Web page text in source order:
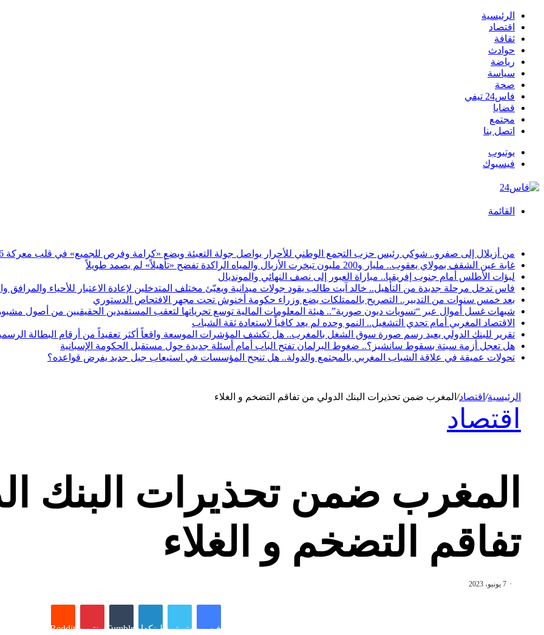
الرئيسية
اقتصاد
ثقافة
حوادث
رياضة
سياسة
صحة
فاس24 تيفي
قضايا
مجتمع
اتصل بنا
يوتيوب
فيسبوك
القائمة
من أزيلال إلى صفرو.. شوكي رئيس حزب التجمع الوطني للأحرار يواصل جولة التعبئة ويضع «كرامة وفرص للجميع» في قلب معركة 2026
غابة عين الشقف بمولاي يعقوب.. مليار و200 مليون تبخرت الأزبال والمياه الراكدة تفضح «تأهيلاً» لم يصمد طويلاً
لبؤات الأطلس أمام جنوب إفريقيا.. مباراة العبور إلى نصف النهائي والمونديال
فاس تدخل مرحلة جديدة من التأهيل.. خالد آيت طالب يقود جولات ميدانية ويعبّئ مختلف المتدخلين لإعادة الاعتبار للأحياء والمرافق
بعد خمس سنوات من التدبير.. التصريح بالممتلكات يضع وزراء حكومة أخنوش تحت مجهر الافتحاص الدستوري
شبهات غسل أموال عبر “تسويات ديون صورية”.. هيئة المعلومات المالية توسع تحرياتها لتعقب المستفيدين الحقيقيين من أصول
الاقتصاد المغربي أمام تحدي التشغيل.. النمو وحده لم يعد كافياً لاستعادة ثقة الشباب
تقرير للبنك الدولي يعيد رسم صورة سوق الشغل بالمغرب.. هل تكشف المؤشرات الموسعة واقعاً أكثر تعقيداً من أرقام البطالة
هل تعجل أزمة سبتة بسقوط سانشيز؟.. ضغوط البرلمان تفتح الباب أمام أسئلة جديدة حول مستقبل الحكومة الإسبانية
تحولات عميقة في علاقة الشباب المغربي بالمجتمع والدولة.. هل تنجح المؤسسات في استيعاب جيل جديد يفرض قواعده؟
الرئيسية/ اقتصاد/ المغرب ضمن تحذيرات البنك الدولي من تفاقم التضخم و الغلاء
اقتصاد
المغرب ضمن تحذيرات البنك
تفاقم التضخم و الغلاء
7 يونيو، 2023
فيسبوكتويتر لينكدإن Tumblr بينتيريستReddit